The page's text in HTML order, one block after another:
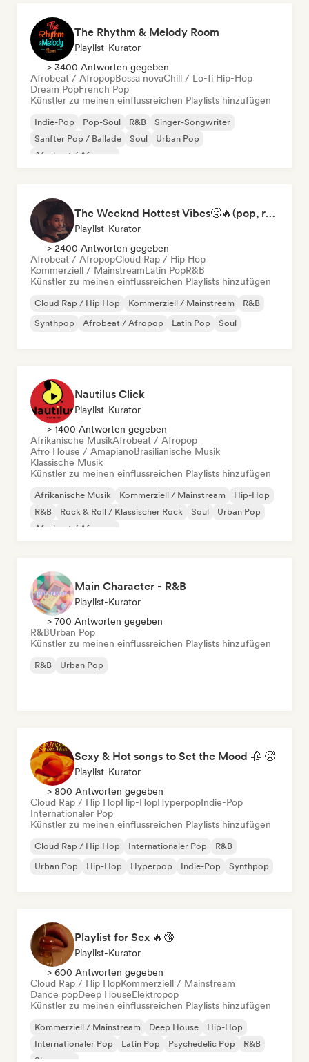
The Rhythm & Melody Room
Playlist-Kurator
> 3400 Antworten gegeben
Afrobeat / AfropopBossa novaChill / Lo-fi Hip-Hop
Dream PopFrench Pop
Künstler zu meinen einflussreichen Playlists hinzufügen
Indie-Pop Pop-Soul R&B
Singer-Songwriter
Sanfter Pop / Ballade
Soul
Urban Pop
Afrobeat / Afropop
The Weeknd Hottest Vibes🥵🔥(pop, rock, rnb, hiphop, sexy, dark, sad, chill, melancholy, moody, vibe)
Playlist-Kurator
> 2400 Antworten gegeben
Afrobeat / AfropopCloud Rap / Hip Hop
Kommerziell / MainstreamLatin PopR&B
Künstler zu meinen einflussreichen Playlists hinzufügen
Cloud Rap / Hip Hop Kommerziell / Mainstream
R&B
Synthpop
Afrobeat / Afropop Latin Pop Soul
Nautilus Click
Playlist-Kurator
> 1400 Antworten gegeben
Afrikanische MusikAfrobeat / Afropop
Afro House / AmapianoBrasilianische Musik
Klassische Musik
Künstler zu meinen einflussreichen Playlists hinzufügen
Afrikanische Musik Kommerziell / Mainstream
Hip-Hop
R&B
Rock & Roll / Klassischer Rock Soul
Urban Pop
Afrobeat / Afropop
Main Character - R&B
Playlist-Kurator
> 700 Antworten gegeben
R&BUrban Pop
Künstler zu meinen einflussreichen Playlists hinzufügen
R&B Urban Pop
Sexy & Hot songs to Set the Mood 🥀 🥵
Playlist-Kurator
> 800 Antworten gegeben
Cloud Rap / Hip HopHip-HopHyperpopIndie-Pop
Internationaler Pop
Künstler zu meinen einflussreichen Playlists hinzufügen
Cloud Rap / Hip Hop Internationaler Pop
R&B
Urban Pop
Hip-Hop Hyperpop Indie-Pop Synthpop
Playlist for Sex 🔥🔞
Playlist-Kurator
> 600 Antworten gegeben
Cloud Rap / Hip HopKommerziell / Mainstream
Dance popDeep HouseElektropop
Künstler zu meinen einflussreichen Playlists hinzufügen
Kommerziell / Mainstream Deep House
Hip-Hop
Internationaler Pop
Latin Pop Psychedelic Pop
R&B